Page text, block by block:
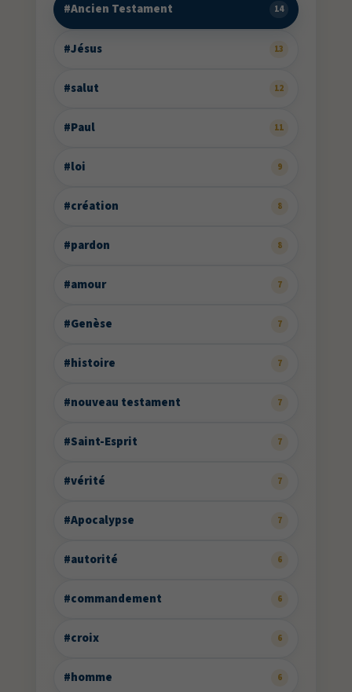
#Ancien Testament 14
#Jésus 13
#salut 12
#Paul 11
#loi 9
#création 8
#pardon 8
#amour 7
#Genèse 7
#histoire 7
#nouveau testament 7
#Saint-Esprit 7
#vérité 7
#Apocalypse 7
#autorité 6
#commandement 6
#croix 6
#homme 6